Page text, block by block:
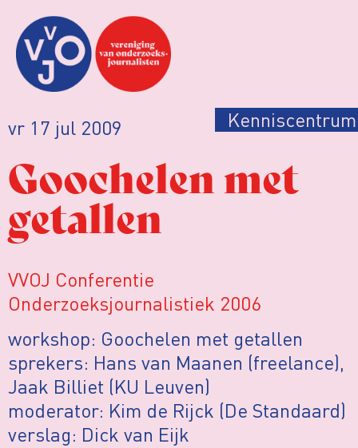
vr 17 jul 2009 Kenniscentrum
Goochelen met
getallen
VVOJ Conferentie
Onderzoeksjournalistiek 2006
workshop: Goochelen met getallen
sprekers: Hans van Maanen (freelance),
Jaak Billiet (KU Leuven)
moderator: Kim de Rijck (De Standaard)
verslag: Dick van Eijk